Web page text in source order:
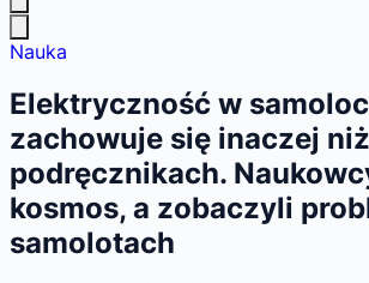
Nauka
Elektryczność w
zachowuje się inaczej
podręcznikach.
kosmos, a zobaczyli
samolotach